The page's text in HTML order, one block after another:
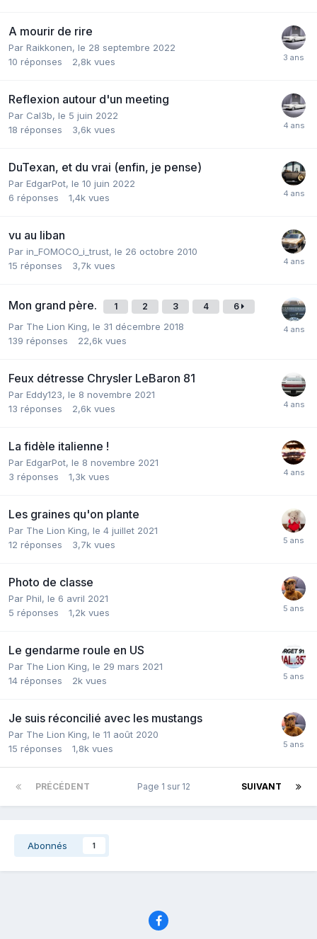
A mourir de rire
Par Raikkonen, le 28 septembre 2022
10 réponses 2,8k vues
Reflexion autour d'un meeting
Par Cal3b, le 5 juin 2022
18 réponses 3,6k vues
DuTexan, et du vrai (enfin, je pense)
Par EdgarPot, le 10 juin 2022
6 réponses 1,4k vues
vu au liban
Par in_FOMOCO_i_trust, le 26 octobre 2010
15 réponses 3,7k vues
Mon grand père. 1 2 3 4 6
Par The Lion King, le 31 décembre 2018
139 réponses 22,6k vues
Feux détresse Chrysler LeBaron 81
Par Eddy123, le 8 novembre 2021
13 réponses 2,6k vues
La fidèle italienne !
Par EdgarPot, le 8 novembre 2021
3 réponses 1,3k vues
Les graines qu'on plante
Par The Lion King, le 4 juillet 2021
12 réponses 3,7k vues
Photo de classe
Par Phil, le 6 avril 2021
5 réponses 1,2k vues
Le gendarme roule en US
Par The Lion King, le 29 mars 2021
14 réponses 2k vues
Je suis réconcilié avec les mustangs
Par The Lion King, le 11 août 2020
15 réponses 1,8k vues
PRÉCÉDENT SUIVANT
Page 1 sur 12
Abonnés 1